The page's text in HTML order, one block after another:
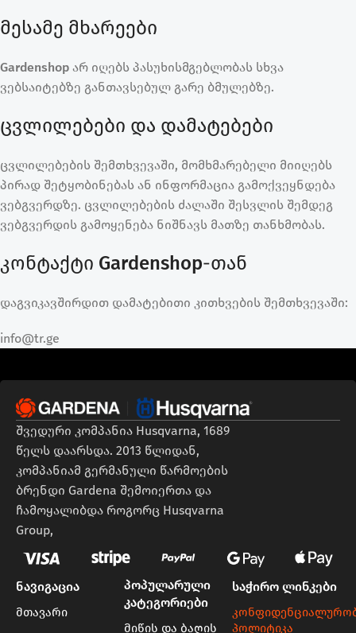
მესამე მხარეები
Gardenshop არ იღებს პასუხისმგებლობას სხვა
ვებსაიტებზე განთავსებულ გარე ბმულებზე.
ცვლილებები და დამატებები
ცვლილებების შემთხვევაში, მომხმარებელი მიიღებს
პირად შეტყობინებას ან ინფორმაცია გამოქვეყნდება
ვებგვერდზე. ცვლილებების ძალაში შესვლის შემდეგ
ვებგვერდის გამოყენება ნიშნავს მათზე თანხმობას.
კონტაქტი Gardenshop-თან
დაგვიკავშირდით დამატებითი კითხვების შემთხვევაში:
info@tr.ge
შვედური კომპანია Husqvarna, 1689
წელს დაარსდა. 2013 წლიდან,
კომპანიამ გერმანული წარმოების
ბრენდი Gardena შემოიერთა და
ჩამოყალიბდა როგორც Husqvarna
Group,
ნავიგაცია
მთავარი
პოპულარული
კატეგორიები
მიწის და ბაღის
საჭირო ლინკები
პოლიტიკა